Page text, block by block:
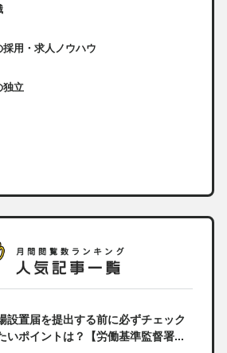
採用・求人ノウハウ
独立
設置届を提出する前に必ずチェック
いポイントは？【労働基準監督署...